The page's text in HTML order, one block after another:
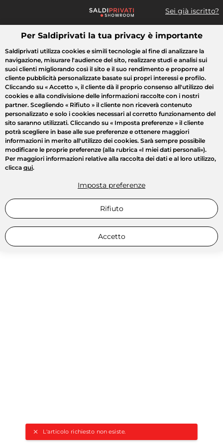
Sei già iscritto?
Cosa cerchi?
L'articolo richiesto non esiste.
Tutte le vendite Moda Casa Bellezza Elettrodomestici
Per Saldiprivati la tua privacy è importante
Saldiprivati utilizza cookies e simili tecnologie al fine di analizzare la
navigazione, misurare l'audience del sito, realizzare studi e analisi sui
suoi clienti migliorando così il sito e il suo rendimento e proporre al
cliente pubblicità personalizzate basate sui propri interessi e profilo.
Cliccando su « Accetto », il cliente dà il proprio consenso all'utilizzo dei
cookies e alla condivisione delle informazioni raccolte con i nostri
partner. Scegliendo « Rifiuto » il cliente non riceverà contenuto
personalizzato e solo i cookies necessari al corretto funzionamento del
sito saranno utilizzati. Cliccando su « Imposta preferenze » il cliente
potrà scegliere in base alle sue preferenze e ottenere maggiori
informazioni in merito all'utilizzo dei cookies. Sarà sempre possibile
modificare le proprie preferenze (alla rubrica «I miei dati personali»).
Per maggiori informazioni relative alla raccolta dei dati e al loro utilizzo,
clicca qui.
Imposta preferenze
Rifiuto
Accetto